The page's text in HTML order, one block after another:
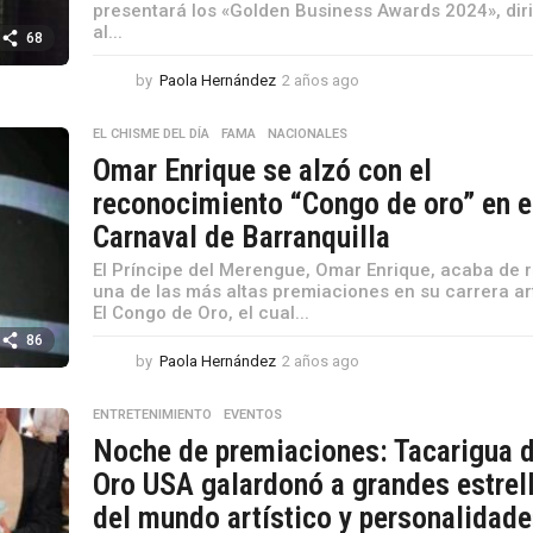
68
presentará los «Golden Business Awards 2024»,
al...
by Paola Hernández 2 años ago
s
g
86
EL CHISME DEL DÍA ,FAMA ,NACIONALES
Omar Enrique se alzó con el
reconocimiento “Congo de oro” en
Carnaval de Barranquilla
El Príncipe del Merengue, Omar Enrique, acaba de
una de las más altas premiaciones en su carrera
El Congo de Oro, el cual...
by Paola Hernández 2 años ago
s
g
o
ENTRETENIMIENTO ,EVENTOS
Noche de premiaciones: Tacarigua
Oro USA galardonó a grandes
del mundo artístico y